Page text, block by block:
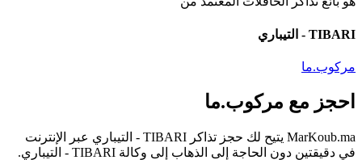
TIBARI - التيباري
مركوب.ما
احجز مع مركوب.ما
MarKoub.ma يتيح لك حجز تذاكر TIBARI - التيباري
عبر الإنترنت
في دقيقتين دون الحاجة إلى الذهاب إلى وكالة TIBARI - التيباري .